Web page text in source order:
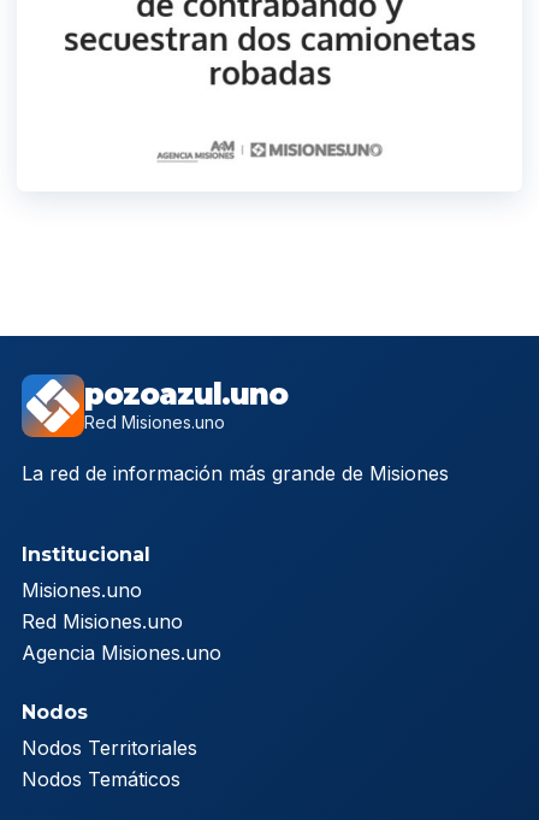
pozoazul.uno
Red Misiones.uno
La red de información más grande de Misiones
Institucional
Misiones.uno
Red Misiones.uno
Agencia Misiones.uno
Nodos
Nodos Territoriales
Nodos Temáticos